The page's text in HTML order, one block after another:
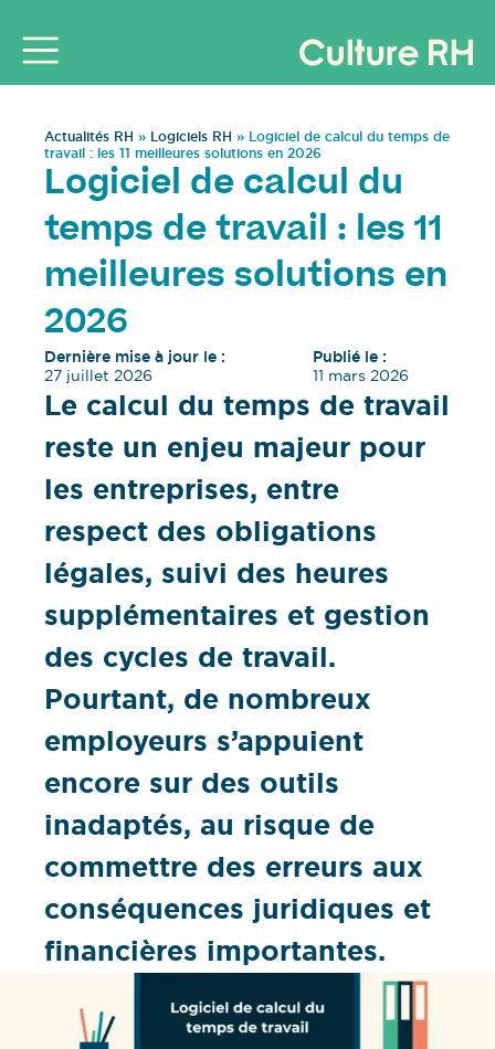
Actualités RH » Logiciels RH » Logiciel de calcul du temps de
travail : les 11 meilleures solutions en 2026
Logiciel de calcul du
temps de travail : les 11
meilleures solutions en
2026
Dernière mise à jour le :
27 juillet 2026
Publié le :
11 mars 2026
Le calcul du temps de travail
reste un enjeu majeur pour
les entreprises, entre
respect des obligations
légales, suivi des heures
supplémentaires et gestion
des cycles de travail.
Pourtant, de nombreux
employeurs s’appuient
encore sur des outils
inadaptés, au risque de
commettre des erreurs aux
conséquences juridiques et
financières importantes.